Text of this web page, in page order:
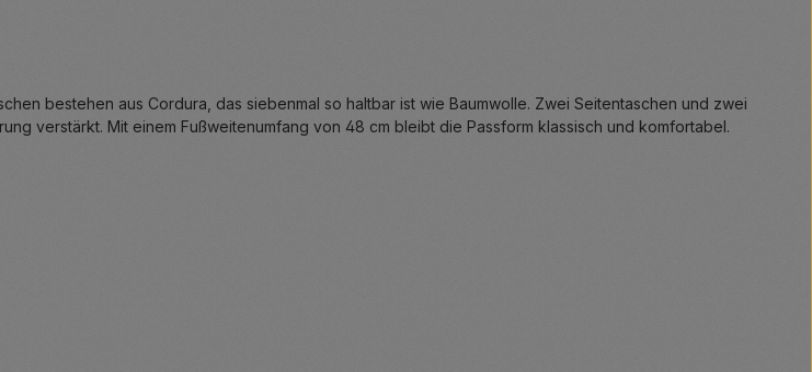
bestehen aus Cordura, das siebenmal so haltbar ist wie Baumwolle. Zwei Seitentaschen und zwei
verstärkt. Mit einem Fußweitenumfang von 48 cm bleibt die Passform klassisch und komfortabel.